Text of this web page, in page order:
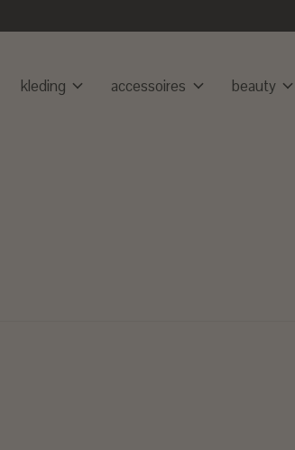
kleding accessoires beauty